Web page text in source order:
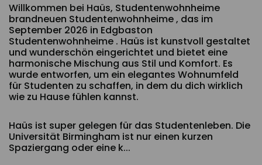
Willkommen bei Haüs, Studentenwohnheime
brandneuen Studentenwohnheime , das im
September 2026 in Edgbaston
Studentenwohnheime . Haüs ist kunstvoll gestaltet
und wunderschön eingerichtet und bietet eine
harmonische Mischung aus Stil und Komfort. Es
wurde entworfen, um ein elegantes Wohnumfeld
für Studenten zu schaffen, in dem du dich wirklich
wie zu Hause fühlen kannst.
Haüs ist super gelegen für das Studentenleben. Die
Universität Birmingham ist nur einen kurzen
Spaziergang oder eine k...